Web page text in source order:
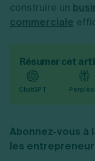
construire un
commerciale
Résumer cet
ChatGPT
Abonnez-vous à
les